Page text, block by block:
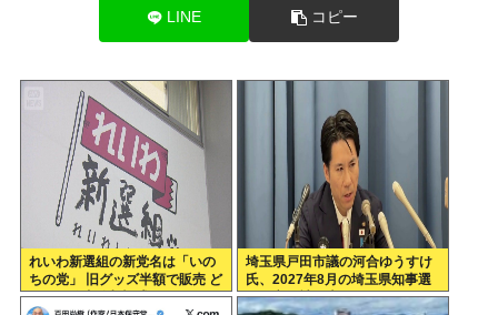
LINE コピー
れいわ新選組の新党名は「いの
ちの党」 旧グッズ半額で販売 ど
うなる秘書給与疑惑
埼玉県戸田市議の河合ゆうすけ
氏、2027年8月の埼玉県知事選
への立候補を表明